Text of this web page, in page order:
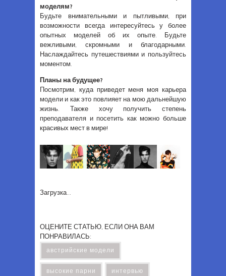
моделям?
Будьте внимательными и пытливыми, при
возможности всегда интересуйтесь у более
опытных моделей об их опыте. Будьте
вежливыми, скромными и благодарными.
Наслаждайтесь путешествиями и пользуйтесь
моментом.
Планы на будущее?
Посмотрим, куда приведет меня моя карьера
модели и как это повлияет на мою дальнейшую
жизнь. Также хочу получить степень
преподавателя и посетить как можно больше
красивых мест в мире!
Загрузка...
ОЦЕНИТЕ СТАТЬЮ, ЕСЛИ ОНА ВАМ
ПОНРАВИЛАСЬ:
австрийские модели
высокие парни интервью